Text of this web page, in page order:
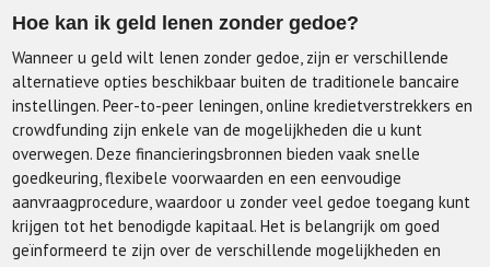
Hoe kan ik geld lenen zonder gedoe?
Wanneer u geld wilt lenen zonder gedoe, zijn er verschillende
alternatieve opties beschikbaar buiten de traditionele bancaire
instellingen. Peer-to-peer leningen, online kredietverstrekkers en
crowdfunding zijn enkele van de mogelijkheden die u kunt
overwegen. Deze financieringsbronnen bieden vaak snelle
goedkeuring, flexibele voorwaarden en een eenvoudige
aanvraagprocedure, waardoor u zonder veel gedoe toegang kunt
krijgen tot het benodigde kapitaal. Het is belangrijk om goed
geïnformeerd te zijn over de verschillende mogelijkheden en